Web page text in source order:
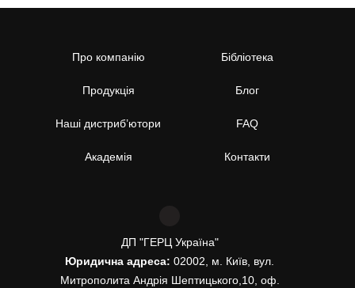
Про компанію
Продукція
Наші дистриб’ютори
Академія
Бібліотека
Блог
FAQ
Контакти
ДП "ГЕРЦ Україна"
Юридична адреса: 02002, м. Київ, вул.
Митрополита Андрія Шептицького,10, оф.